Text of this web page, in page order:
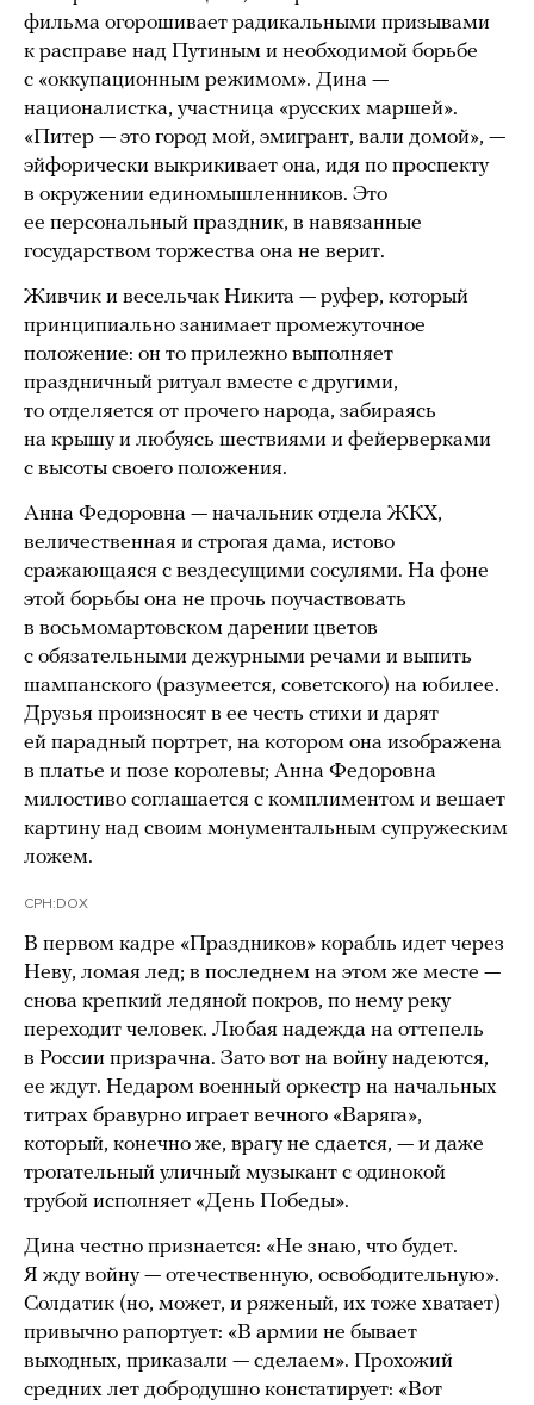
фильма огорошивает радикальными призывами
к расправе над Путиным и необходимой борьбе
с «оккупационным режимом». Дина —
националистка, участница «русских маршей».
«Питер — это город мой, эмигрант, вали домой», —
эйфорически выкрикивает она, идя по проспекту
в окружении единомышленников. Это
ее персональный праздник, в навязанные
государством торжества она не верит.
Живчик и весельчак Никита — руфер, который
принципиально занимает промежуточное
положение: он то прилежно выполняет
праздничный ритуал вместе с другими,
то отделяется от прочего народа, забираясь
на крышу и любуясь шествиями и фейерверками
с высоты своего положения.
Анна Федоровна — начальник отдела ЖКХ,
величественная и строгая дама, истово
сражающаяся с вездесущими сосулями. На фоне
этой борьбы она не прочь поучаствовать
в восьмомартовском дарении цветов
с обязательными дежурными речами и выпить
шампанского (разумеется, советского) на юбилее.
Друзья произносят в ее честь стихи и дарят
ей парадный портрет, на котором она изображена
в платье и позе королевы; Анна Федоровна
милостиво соглашается с комплиментом и вешает
картину над своим монументальным супружеским
ложем.
CPH:DOX
В первом кадре «Праздников» корабль идет через
Неву, ломая лед; в последнем на этом же месте —
снова крепкий ледяной покров, по нему реку
переходит человек. Любая надежда на оттепель
в России призрачна. Зато вот на войну надеются,
ее ждут. Недаром военный оркестр на начальных
титрах бравурно играет вечного «Варяга»,
который, конечно же, врагу не сдается, — и даже
трогательный уличный музыкант с одинокой
трубой исполняет «День Победы».
Дина честно признается: «Не знаю, что будет.
Я жду войну — отечественную, освободительную».
Солдатик (но, может, и ряженый, их тоже хватает)
привычно рапортует: «В армии не бывает
выходных, приказали — сделаем». Прохожий
средних лет добродушно констатирует: «Вот